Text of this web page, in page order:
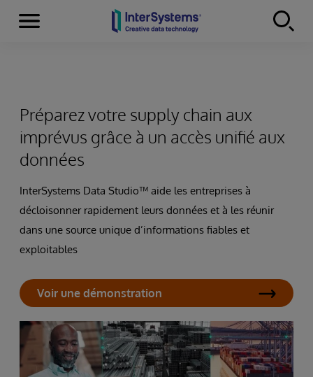
Skip to content
Menu
Préparez votre supply chain aux
imprévus grâce à un accès unifié aux
données
InterSystems Data Studio™ aide les entreprises à
décloisonner rapidement leurs données et à les réunir
dans une source unique d’informations fiables et
exploitables
Voir une démonstration